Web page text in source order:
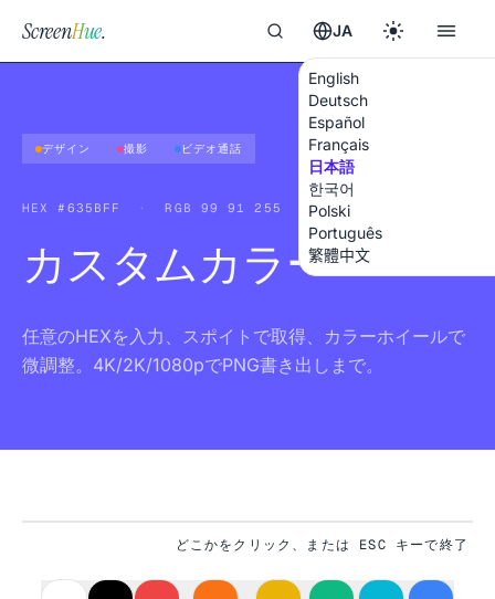
ScreenHue. JA
English
Deutsch
Español
Français
日本語
한국어
Polski
Português
繁體中文
デザイン 撮影 ビデオ通話
HEX#635BFF · RGB 99 91 255
カスタムカラー
任意のHEXを入力、スポイトで取得、カラーホイールで
微調整。4K/2K/1080pでPNG書き出しまで。
どこかをクリック、または ESC キーで終了